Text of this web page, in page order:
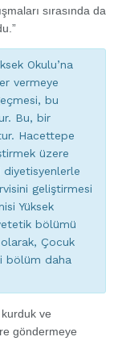
sırasında da
Okulu’na
vermeye
bu
Bu, bir
Hacettepe
üzere
geliştirmesi
Yüksek
bölümü
Çocuk
bölüm daha
kurduk ve
göndermeye